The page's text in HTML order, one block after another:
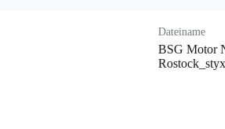
Dateiname
BSG Motor